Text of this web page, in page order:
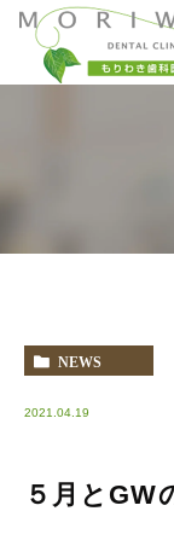
NEWS
2021.04.19
５月とGW